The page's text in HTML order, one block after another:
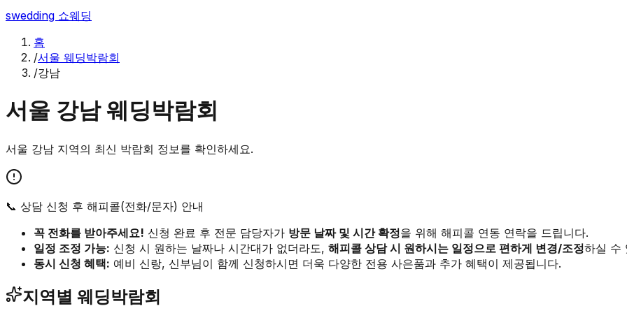
swedding 쇼웨딩
홈
/서울 웨딩박람회
/강남
서울 강남웨딩박람회
서울 강남 지역의 최신 박람회 정보를 확인하세요.
📞 상담 신청 후 해피콜(전화/문자) 안내
꼭 전화를 받아주세요! 신청 완료 후 전문 담당자가 방문 날짜 및 시간 확정을 위해 해피콜 연동 연락을 드립니다.
일정 조정 가능: 신청 시 원하는 날짜나 시간대가 없더라도, 해피콜 상담 시 원하시는 일정으로 편하게 변경/조정하실 수
동시 신청 혜택: 예비 신랑, 신부님이 함께 신청하시면 더욱 다양한 전용 사은품과 추가 혜택이 제공됩니다.
지역별 웨딩박람회